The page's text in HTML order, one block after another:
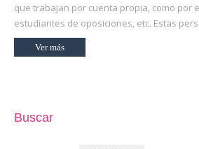
que trabajan por cuenta propia, como por
estudiantes de oposiciones, etc. Estas
Ver más
Buscar